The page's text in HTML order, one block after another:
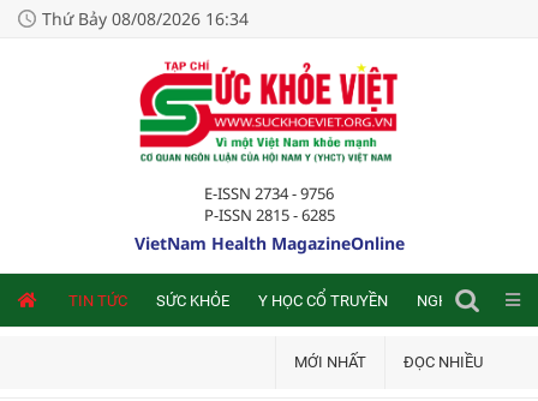
Thứ Bảy 08/08/2026 16:34
E-ISSN 2734 - 9756
P-ISSN 2815 - 6285
VietNam Health MagazineOnline
TIN TỨC SỨC KHỎE Y HỌC CỔ TRUYỀN NGHIÊN CỨU
MỚI NHẤT ĐỌC NHIỀU